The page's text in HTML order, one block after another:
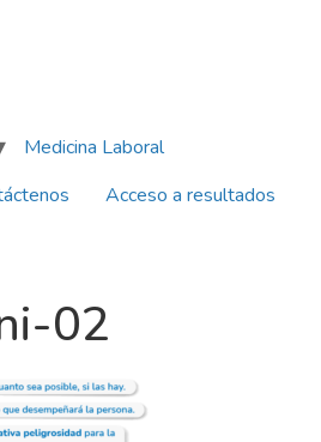
Medicina Laboral
Acceso a resultados
02